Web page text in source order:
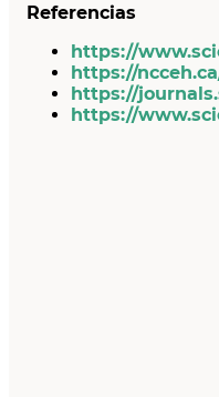
Referencias
https://
https://
https://
https://